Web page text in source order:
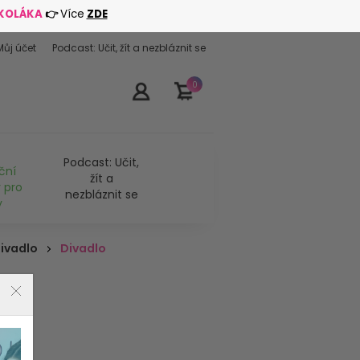
👉Více ZDE
0
pro
Podcast: Učit,
žít a
nezbláznit se
účet Podcast: Učit, žít a nezbláznit se
Divadlo